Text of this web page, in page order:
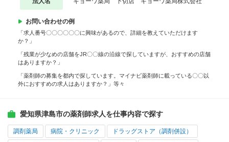
お問い合わせの例
「求人番号〇〇〇〇〇〇に興味があるので、詳細を教えていただけます
か？」
「残業が少なめの店舗をJR〇〇線の沿線で探していますが、おすすめの店舗
はありますか？」
「薬剤師の募集を都内で探しています。マイナビ薬剤師に載っている〇〇以
外におすすめの求人はありますか？」等々
愛知県津島市の薬剤師求人を仕事内容で探す
調剤薬局 病院・クリニック ドラッグストア（調剤併設）